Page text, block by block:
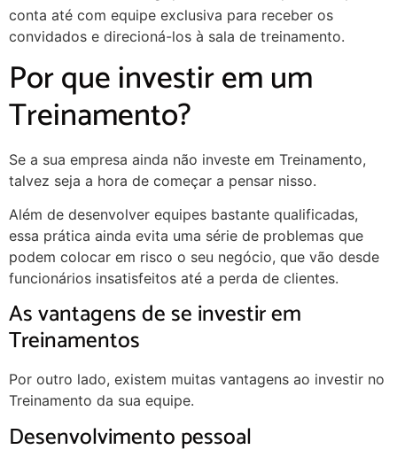
conta até com equipe exclusiva para receber os
convidados e direcioná-los à sala de treinamento.
Por que investir em um
Treinamento?
Se a sua empresa ainda não investe em Treinamento,
talvez seja a hora de começar a pensar nisso.
Além de desenvolver equipes bastante qualificadas,
essa prática ainda evita uma série de problemas que
podem colocar em risco o seu negócio, que vão desde
funcionários insatisfeitos até a perda de clientes.
As vantagens de se investir em
Treinamentos
Por outro lado, existem muitas vantagens ao investir no
Treinamento da sua equipe.
Desenvolvimento pessoal